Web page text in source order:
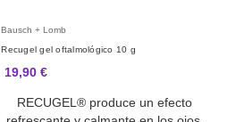
Bausch + Lomb
Recugel gel oftalmológico 10 g
19,90 €
RECUGEL® produce un efecto